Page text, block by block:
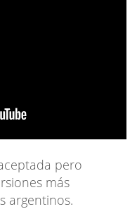
pero
más
argentinos.